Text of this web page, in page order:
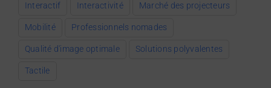
Interactif Interactivité Marché des projecteurs
Mobilité Professionnels nomades
Qualité d'image optimale Solutions polyvalentes
Tactile